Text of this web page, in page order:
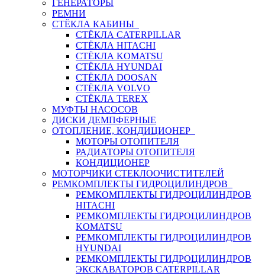
ГЕНЕРАТОРЫ
РЕМНИ
СТЁКЛА КАБИНЫ
СТЁКЛА CATERPILLAR
СТЁКЛА HITACHI
СТЁКЛА KOMATSU
СТЁКЛА HYUNDAI
СТЁКЛА DOOSAN
СТЁКЛА VOLVO
СТЁКЛА TEREX
МУФТЫ НАСОСОВ
ДИСКИ ДЕМПФЕРНЫЕ
ОТОПЛЕНИЕ, КОНДИЦИОНЕР
МОТОРЫ ОТОПИТЕЛЯ
РАДИАТОРЫ ОТОПИТЕЛЯ
КОНДИЦИОНЕР
МОТОРЧИКИ СТЕКЛООЧИСТИТЕЛЕЙ
РЕМКОМПЛЕКТЫ ГИДРОЦИЛИНДРОВ
РЕМКОМПЛЕКТЫ ГИДРОЦИЛИНДРОВ
HITACHI
РЕМКОМПЛЕКТЫ ГИДРОЦИЛИНДРОВ
KOMATSU
РЕМКОМПЛЕКТЫ ГИДРОЦИЛИНДРОВ
HYUNDAI
РЕМКОМПЛЕКТЫ ГИДРОЦИЛИНДРОВ
ЭКСКАВАТОРОВ CATERPILLAR